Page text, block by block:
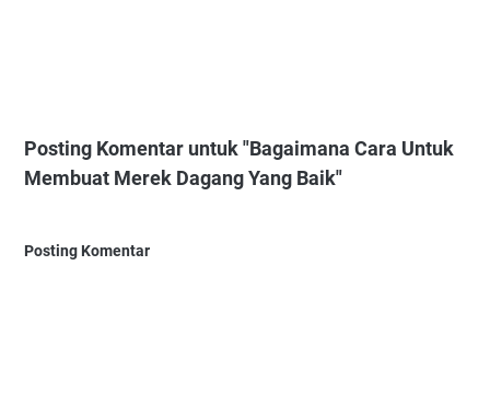
Posting Komentar untuk "Bagaimana Cara Untuk
Membuat Merek Dagang Yang Baik"
Posting Komentar